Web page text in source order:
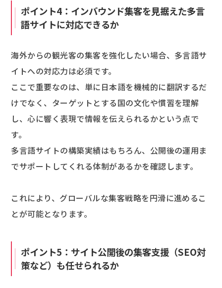
ポイント4：インバウンド集客を見据えた多言
語サイトに対応できるか
海外からの観光客の集客を強化したい場合、多言語サ
イトへの対応力は必須です。
ここで重要なのは、単に日本語を機械的に翻訳するだ
けでなく、ターゲットとする国の文化や慣習を理解
し、心に響く表現で情報を伝えられるかという点で
す。
多言語サイトの構築実績はもちろん、公開後の運用ま
でサポートしてくれる体制があるかを確認します。
これにより、グローバルな集客戦略を円滑に進めるこ
とが可能となります。
ポイント5：サイト公開後の集客支援（SEO対
策など）も任せられるか